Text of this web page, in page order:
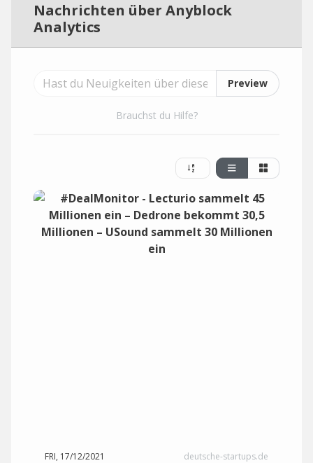
Nachrichten über Anyblock
Analytics
Preview
Brauchst du Hilfe?
FRI, 17/12/2021 deutsche-startups.de